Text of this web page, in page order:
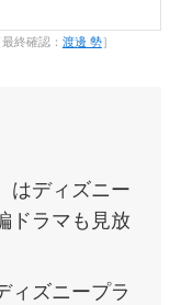
終確認： 渡邊 勢］
はディズニー
ドラマも見放
ィズニープラ